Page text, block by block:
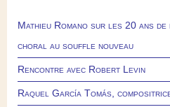
Mathieu Romano sur les 20 ans de
choral au souffle nouveau
Rencontre avec Robert Levin
Raquel García Tomás,